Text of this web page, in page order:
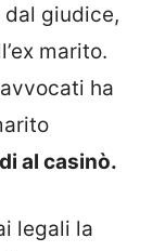
giudice,
marito.
ha
al casinò.
legali la